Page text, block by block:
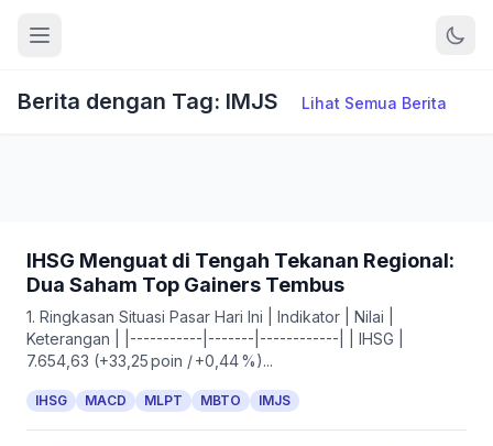
Berita dengan Tag: IMJS Lihat Semua Berita
IHSG Menguat di Tengah Tekanan Regional:
Dua Saham Top Gainers Tembus
1. Ringkasan Situasi Pasar Hari Ini | Indikator | Nilai |
Keterangan | |-----------|-------|------------| | IHSG |
7.654,63 (+33,25 poin / +0,44 %)...
IHSG MACD MLPT MBTO IMJS